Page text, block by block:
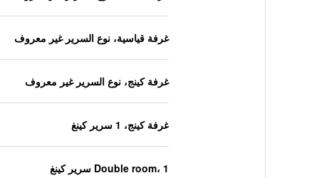
غرفة قياسية، نوع السرير غير معروف
غرفة كينج، نوع السرير غير معروف
غرفة كينج، 1 سرير كينغ
Double room، 1 سرير كينغ